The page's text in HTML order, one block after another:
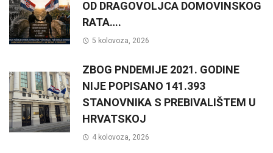
OD DRAGOVOLJCA DOMOVINSKOG
RATA….
5 kolovoza, 2026
ZBOG PNDEMIJE 2021. GODINE
NIJE POPISANO 141.393
STANOVNIKA S PREBIVALIŠTEM U
HRVATSKOJ
4 kolovoza, 2026